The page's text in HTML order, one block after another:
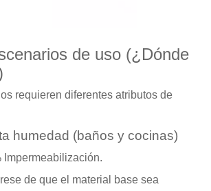
de uso (¿Dónde
requieren diferentes atributos de
humedad (baños y cocinas)
Impermeabilización.
de que el material base sea